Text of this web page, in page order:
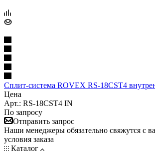
Сплит-система ROVEX RS-18CST4
Цена
Арт.: RS-18CST4 IN
По запросу
Отправить запрос
Наши менеджеры обязательно свяжутся с
условия заказа
Каталог